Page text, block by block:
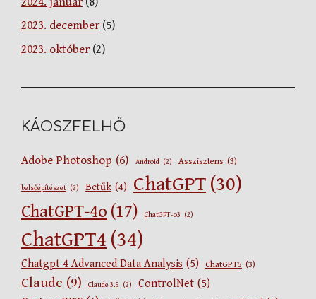
2023. december(5)
2023. október(2)
KÁOSZFELHŐ
Adobe Photoshop (6) Android (2) Asszisztens (3)
belsőépítészet (2) Betűk (4) ChatGPT (30)
ChatGPT-4o (17) ChatGPT-o3 (2)
ChatGPT4 (34)
Chatgpt 4 Advanced Data Analysis (5) ChatGPT5 (3)
Claude (9) Claude 3.5 (2) ControlNet (5)